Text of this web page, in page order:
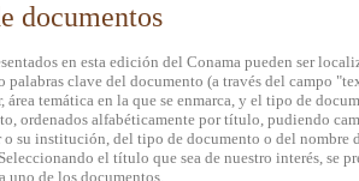
documentos
en esta edición del Conama pueden ser
palabras clave del documento (a través del campo
temática en la que se enmarca, y el tipo de
ordenados alfabéticamente por título, pudiendo
su institución, del tipo de documento o del nombre
el título que sea de nuestro interés, se
uno de los documentos.